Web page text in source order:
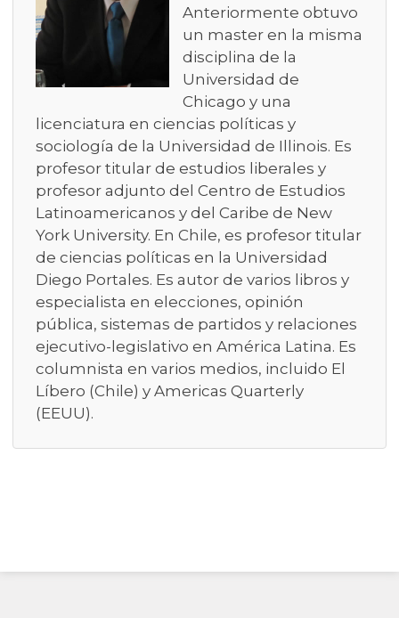
Anteriormente obtuvo
un master en la misma
disciplina de la
Universidad de
Chicago y una
licenciatura en ciencias políticas y
sociología de la Universidad de Illinois. Es
profesor titular de estudios liberales y
profesor adjunto del Centro de Estudios
Latinoamericanos y del Caribe de New
York University. En Chile, es profesor titular
de ciencias políticas en la Universidad
Diego Portales. Es autor de varios libros y
especialista en elecciones, opinión
pública, sistemas de partidos y relaciones
ejecutivo-legislativo en América Latina. Es
columnista en varios medios, incluido El
Líbero (Chile) y Americas Quarterly
(EEUU).